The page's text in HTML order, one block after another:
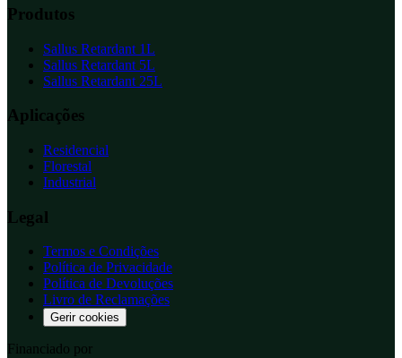
Produtos
Sallus Retardant 1L
Sallus Retardant 5L
Sallus Retardant 25L
Aplicações
Residencial
Florestal
Industrial
Legal
Termos e Condições
Política de Privacidade
Política de Devoluções
Livro de Reclamações
Gerir cookies
Financiado por